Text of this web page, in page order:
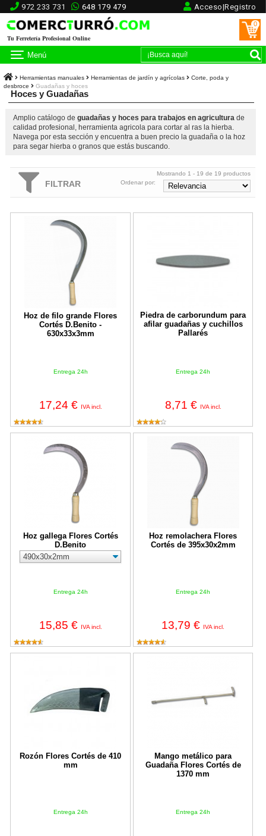
972 233 731 648 179 479 Acceso|Registro
Tu Ferretería Profesional Online
0
Menú
Herramientas manuales Herramientas de jardín y agrícolas
Corte, poda y
desbroce
Guadañas y hoces
Hoces y Guadañas
Amplio catálogo de guadañas y hoces para trabajos en agricultura de
calidad profesional, herramienta agricola para cortar al ras la hierba.
Navega por esta sección y encuentra a buen precio la guadaña o la hoz
para segar hierba o granos que estás buscando.
FILTRAR
Mostrando 1 - 19 de 19 productos
Ordenar por:
Hoz de filo grande Flores
Cortés D.Benito -
630x33x3mm
Entrega 24h
17,24 € IVA incl.
Hoz de filo grande Flores Cortés D.Benito - 630x33x3mm
Piedra de carborundum para
afilar guadañas y cuchillos
Pallarés
Entrega 24h
8,71 € IVA incl.
Hoz gallega Flores Cortés
D.Benito
Entrega 24h
15,85 € IVA incl.
Hoz remolachera Flores
Cortés de 395x30x2mm
Entrega 24h
13,79 € IVA incl.
Rozón Flores Cortés de 410
mm
Entrega 24h
Mango metálico para
Guadaña Flores Cortés de
1370 mm
Entrega 24h